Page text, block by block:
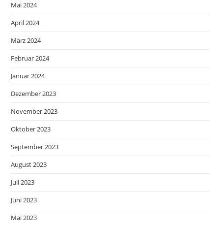
Mai 2024
April 2024
März 2024
Februar 2024
Januar 2024
Dezember 2023
November 2023
Oktober 2023
September 2023
August 2023
Juli 2023
Juni 2023
Mai 2023